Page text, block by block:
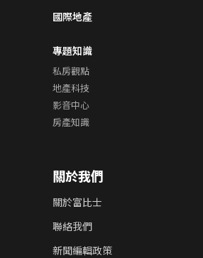
國際地產
專題知識
私房觀點
地產科技
影音中心
房產知識
關於我們
關於富比士
聯絡我們
新聞編輯政策